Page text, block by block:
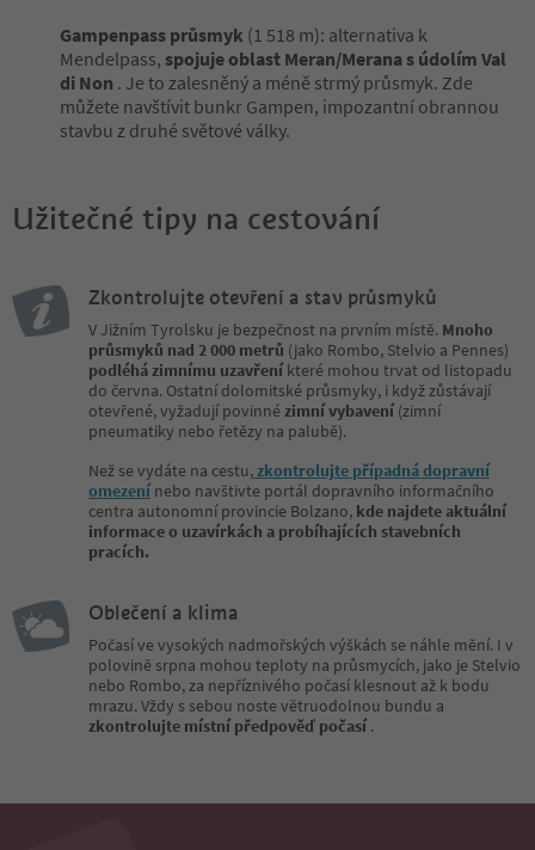
Gampenpass průsmyk (1 518 m): alternativa k
Mendelpass, spojuje oblast Meran/Merana s údolím Val
di Non . Je to zalesněný a méně strmý průsmyk. Zde
můžete navštívit bunkr Gampen, impozantní obrannou
stavbu z druhé světové války.
Užitečné tipy na cestování
Zkontrolujte otevření a stav průsmyků
V Jižním Tyrolsku je bezpečnost na prvním místě. Mnoho
průsmyků nad 2 000 metrů (jako Rombo, Stelvio a Pennes)
podléhá zimnímu uzavřeníkteré mohou trvat od listopadu
do června. Ostatní dolomitské průsmyky, i když zůstávají
otevřené, vyžadují povinné zimní vybavení(zimní
pneumatiky nebo řetězy na palubě).
Než se vydáte na cestu, zkontrolujte případná dopravní
omezenínebo navštivte portál dopravního informačního
centra autonomní provincie Bolzano, kde najdete aktuální
informace o uzavírkách a probíhajících stavebních
pracích.
Oblečení a klima
Počasí ve vysokých nadmořských výškách se náhle mění. I v
polovině srpna mohou teploty na průsmycích, jako je Stelvio
nebo Rombo, za nepříznivého počasí klesnout až k bodu
mrazu. Vždy s sebou noste větruodolnou bundu a
zkontrolujte místní předpověď počasí.